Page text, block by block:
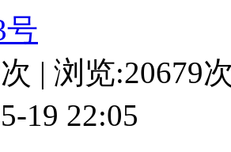
号
| 浏览:20679
19 22:05